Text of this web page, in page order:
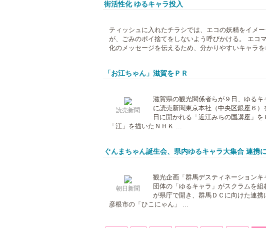
街活性化 ゆるキャラ投入
ティッシュに入れたチラシでは、エコの妖精をイメ
が、ごみのポイ捨てをしないよう呼びかける。 エコ
化のメッセージを伝えるため、分かりやすいキャラ
「お江ちゃん」滋賀をＰＲ
読売新聞
滋賀県の観光関係者らが９日、ゆる
に読売新聞東京本社（中央区銀座６
日に開かれる「近江みちの国講座」
「江」を描いたＮＨＫ ...
ぐんまちゃん誕生会、県内ゆるキャラ大集合 連携
朝日新聞
観光企画「群馬デスティネーション
団体の「ゆるキャラ」がスクラムを
が県庁で開き、群馬ＤＣに向けた連
彦根市の「ひこにゃん」 ...